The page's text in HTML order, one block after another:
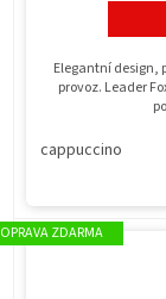
Elegantní design,
provoz. Leader
cappuccino
ZDARMA